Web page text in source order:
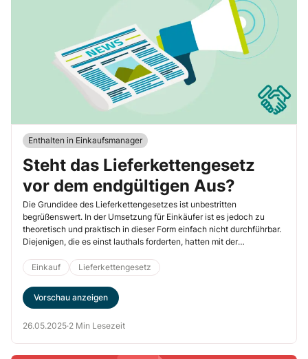
Enthalten in Einkaufsmanager
Steht das Lieferkettengesetz
vor dem endgültigen Aus?
Die Grundidee des Lieferkettengesetzes ist unbestritten
begrüßenswert. In der Umsetzung für Einkäufer ist es jedoch zu
theoretisch und praktisch in dieser Form einfach nicht durchführbar.
Diejenigen, die es einst lauthals forderten, hatten mit der
Lieferkettengesetz wurde einerseits von einigen Parteien, Politikern
und Journalisten ideologisch gefordert, andererseits von Wirtschaft
und Einkauf als unzumutbar eingestuft und entschieden kritisiert.
Die Diskussionen über dieses Thema werden nicht abebben.
Einkauf Lieferkettengesetz
Vorschau anzeigen
26.05.2025·2 Min Lesezeit